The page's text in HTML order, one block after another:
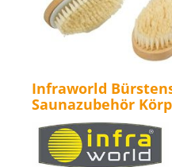
Infraworld
Saunazubehör